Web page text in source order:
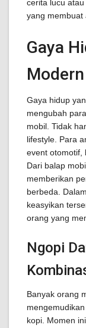
cerita lucu
yang membuat
Gaya
Modern
Gaya hidup
mengubah
mobil. Tidak
lifestyle. Para
event otomotif,
Dari balap
memberikan
berbeda.
keasyikan
orang yang
Ngopi
Banyak orang
kopi. Momen